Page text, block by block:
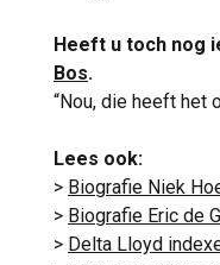
Heeft u toch nog
Bos.
“Nou, die heeft het
Lees ook:
> Biografie Niek
> Biografie Eric de
> Delta Lloyd